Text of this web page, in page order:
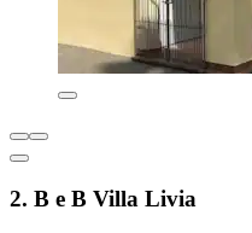
2. B e B Villa Livia